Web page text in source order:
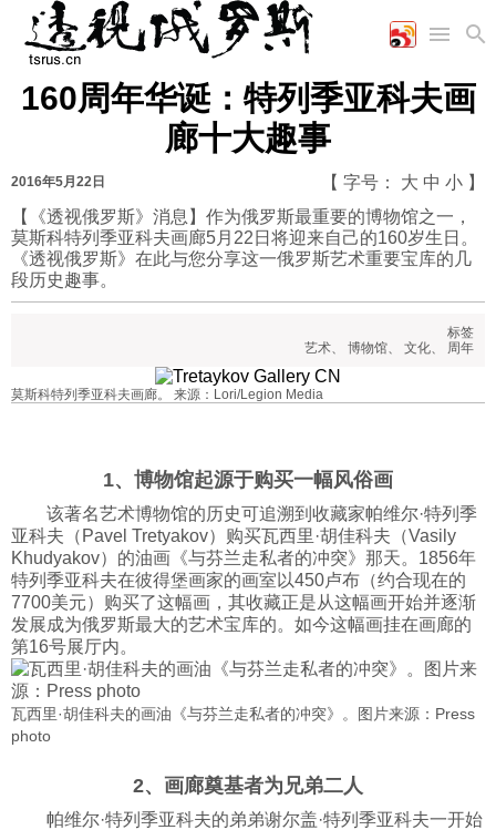
首页
国际
时政
陆军
军事合作
评论
工业
能源
农业
科技
社会
文化
美食
娱乐
历史
体育
漫画
视频
图表
160周年华诞：特列季亚科夫画
廊十大趣事
2016年5月22日 【 字号： 大 中 小 】
【《透视俄罗斯》消息】作为俄罗斯最重要的博物馆之一，
莫斯科特列季亚科夫画廊5月22日将迎来自己的160岁生日。
《透视俄罗斯》在此与您分享这一俄罗斯艺术重要宝库的几
段历史趣事。
标签
艺术、 博物馆、 文化、 周年
莫斯科特列季亚科夫画廊。 来源：Lori/Legion Media
1、博物馆起源于购买一幅风俗画
该著名艺术博物馆的历史可追溯到收藏家帕维尔·特列季
亚科夫（Pavel Tretyakov）购买瓦西里·胡佳科夫（Vasily
Khudyakov）的油画《与芬兰走私者的冲突》那天。1856年
特列季亚科夫在彼得堡画家的画室以450卢布（约合现在的
7700美元）购买了这幅画，其收藏正是从这幅画开始并逐渐
发展成为俄罗斯最大的艺术宝库的。如今这幅画挂在画廊的
第16号展厅内。
瓦西里·胡佳科夫的画油《与芬兰走私者的冲突》。图片来源：Press
photo
2、画廊奠基者为兄弟二人
帕维尔·特列季亚科夫的弟弟谢尔盖·特列季亚科夫一开始